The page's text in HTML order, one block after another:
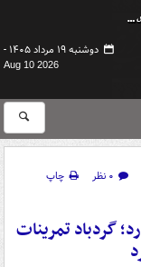
دوشنبه ۱۹ مرداد ۱۴۰۵ -
Aug 10 2026
۰ نظر
چاپ
گردباد تمرینات